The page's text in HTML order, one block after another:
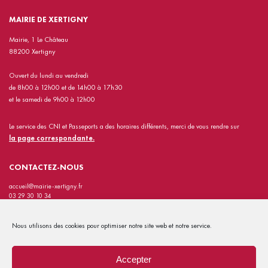
Nous utilisons des cookies pour optimiser notre site web et notre service.
Accepter
MAIRIE DE XERTIGNY
Mairie, 1 Le Château
88200 Xertigny
Ouvert du lundi au vendredi
de 8h00 à 12h00 et de 14h00 à 17h30
et le samedi de 9h00 à 12h00
Le service des CNI et Passeports a des horaires différents, merci de vous rendre sur
la page correspondante.
CONTACTEZ-NOUS
accueil@mairie-xertigny.fr
03 29 30 10 34
INFORMATIONS PRATIQUES